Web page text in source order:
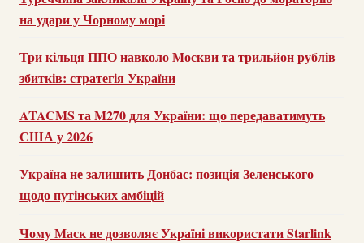
на удари у Чорному морі
Три кільця ППО навколо Москви та трильйон рублів
збитків: стратегія України
ATACMS та M270 для України: що передаватимуть
США у 2026
Україна не залишить Донбас: позиція Зеленського
щодо путінських амбіцій
Чому Маск не дозволяє Україні використати Starlink